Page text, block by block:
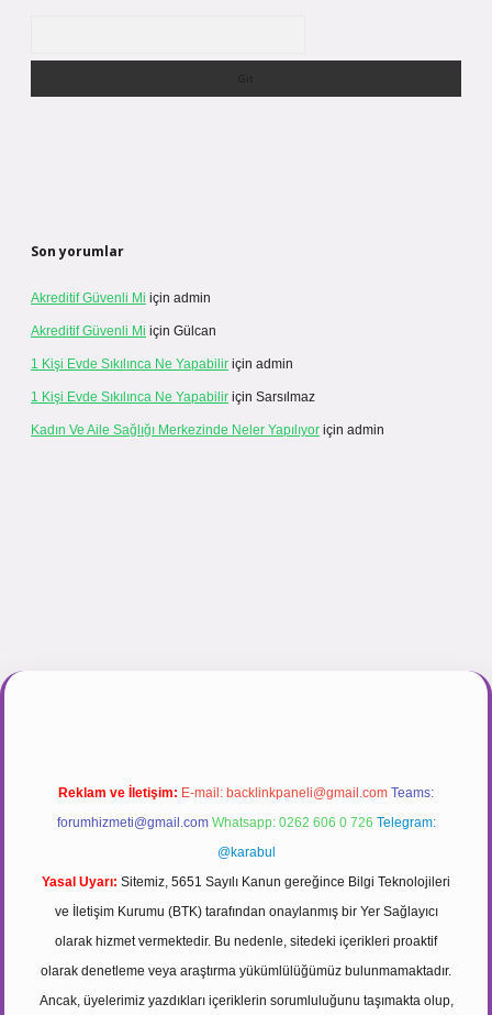
Son yorumlar
Akreditif Güvenli Mi için admin
Akreditif Güvenli Mi için Gülcan
1 Kişi Evde Sıkılınca Ne Yapabilir için admin
1 Kişi Evde Sıkılınca Ne Yapabilir için Sarsılmaz
Kadın Ve Aile Sağlığı Merkezinde Neler Yapılıyor için admin
Reklam ve İletişim: E-mail: backlinkpaneli@gmail.com Teams:
forumhizmeti@gmail.com Whatsapp: 0262 606 0 726 Telegram:
@karabul
Yasal Uyarı: Sitemiz, 5651 Sayılı Kanun gereğince Bilgi Teknolojileri
ve İletişim Kurumu (BTK) tarafından onaylanmış bir Yer Sağlayıcı
olarak hizmet vermektedir. Bu nedenle, sitedeki içerikleri proaktif
olarak denetleme veya araştırma yükümlülüğümüz bulunmamaktadır.
Ancak, üyelerimiz yazdıkları içeriklerin sorumluluğunu taşımakta olup,